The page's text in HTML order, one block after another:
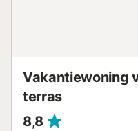
Vakantiewoning
terras
8,8